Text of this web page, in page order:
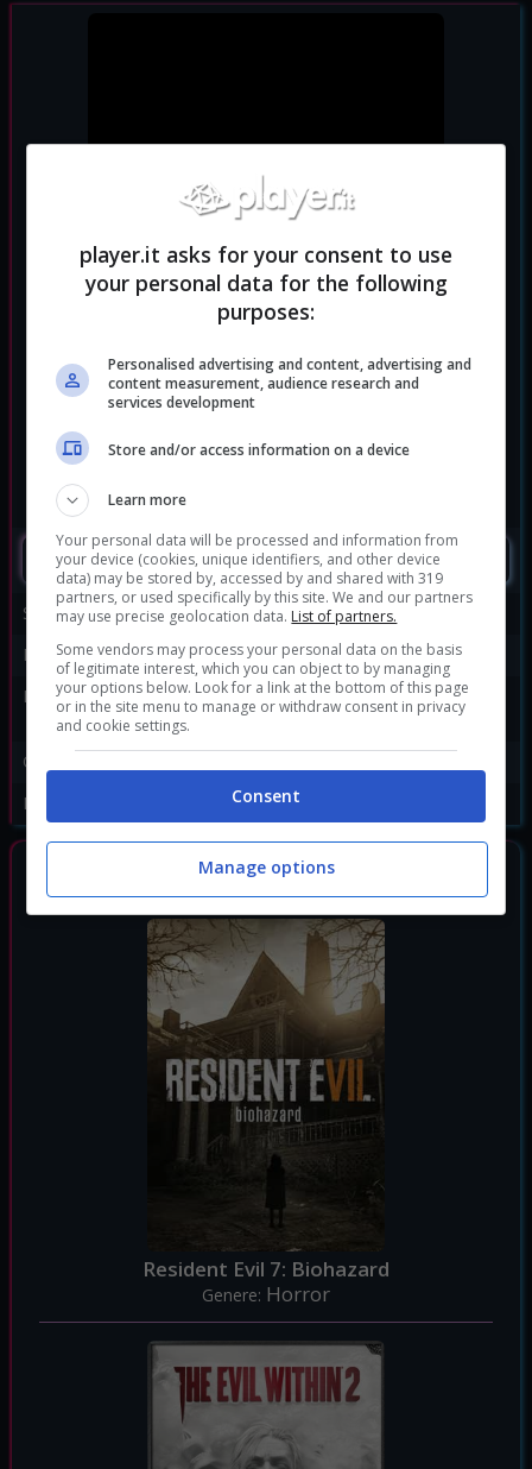
SEGUIMI
Sviluppatore:
Capcom
Publisher:
Capcom
Disponibile per:
PC,PS4 ,PS5,Xbox One,
Xbox Series X
Genere:
Data di rilascio:
07/05/2021
GIOCHI SIMILI
Resident Evil 7: Biohazard
Genere: Horror
player.it asks for your consent to use
your personal data for the following
purposes:
Personalised advertising and content, advertising and
content measurement, audience research and
services development
Store and/or access information on a device
Learn more
Your personal data will be processed and information from
your device (cookies, unique identifiers, and other device
data) may be stored by, accessed by and shared with 319
partners, or used specifically by this site. We and our partners
may use precise geolocation data. List of partners.
Some vendors may process your personal data on the basis
of legitimate interest, which you can object to by managing
your options below. Look for a link at the bottom of this page
or in the site menu to manage or withdraw consent in privacy
and cookie settings.
Consent
Manage options